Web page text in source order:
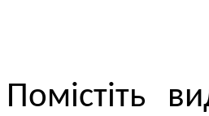
Помістіть